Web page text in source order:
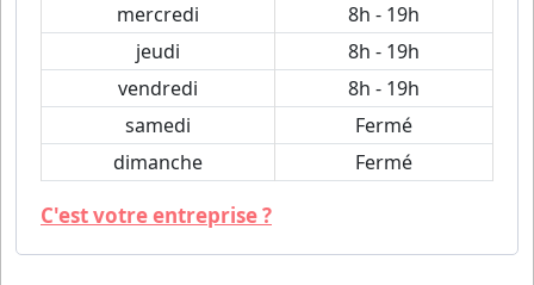
mercredi
8h - 19h
jeudi
8h - 19h
vendredi
8h - 19h
samedi
Fermé
dimanche
Fermé
C'est votre entreprise ?